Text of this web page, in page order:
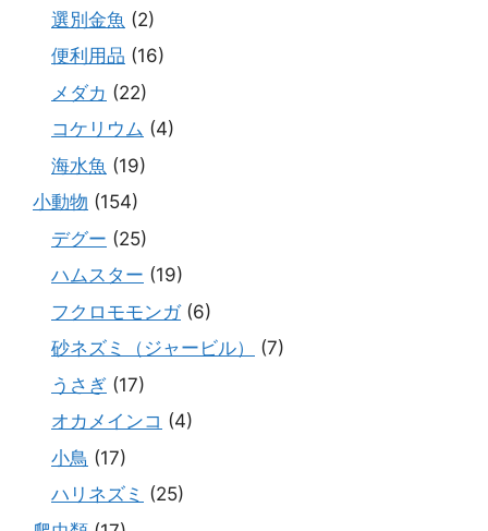
選別金魚 (2)
便利用品 (16)
メダカ (22)
コケリウム (4)
海水魚 (19)
小動物 (154)
デグー (25)
ハムスター (19)
フクロモモンガ(6)
砂ネズミ（ジャービル）
(7)
うさぎ (17)
オカメインコ (4)
小鳥 (17)
ハリネズミ (25)